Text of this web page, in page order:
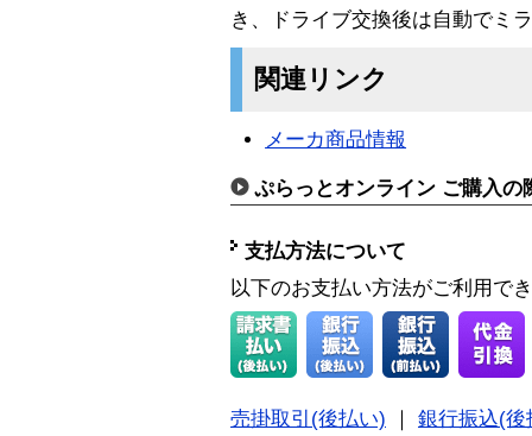
き、ドライブ交換後は自動でミ
関連リンク
メーカ商品情報
ぷらっとオンライン ご購入の
支払方法について
以下のお支払い方法がご利用で
売掛取引(後払い)
銀行振込(後